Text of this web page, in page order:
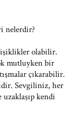
nelerdir?
olabilir.
mutluyken bir
çıkarabilir.
Sevgiliniz, her
kendi